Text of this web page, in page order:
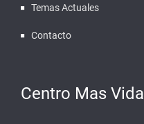
Temas Actuales
Contacto
Centro Mas Vida